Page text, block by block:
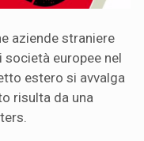
aziende straniere
società europee nel
estero si avvalga
risulta da una